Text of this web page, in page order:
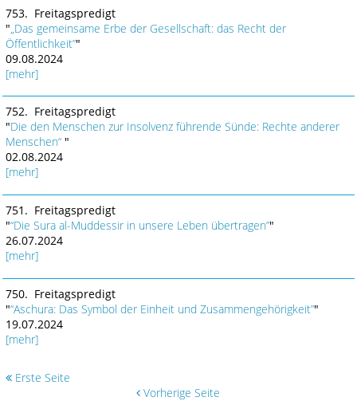
753. Freitagspredigt
" „Das gemeinsame Erbe der Gesellschaft: das Recht der
Öffentlichkeit”"
09.08.2024
[mehr]
752. Freitagspredigt
"Die den Menschen zur Insolvenz führende Sünde: Rechte anderer
Menschen“ "
02.08.2024
[mehr]
751. Freitagspredigt
"“Die Sura al-Muddessir in unsere Leben übertragen”"
26.07.2024
[mehr]
750. Freitagspredigt
"“Aschura: Das Symbol der Einheit und Zusammengehörigkeit”"
19.07.2024
[mehr]
Erste Seite
Vorherige Seite